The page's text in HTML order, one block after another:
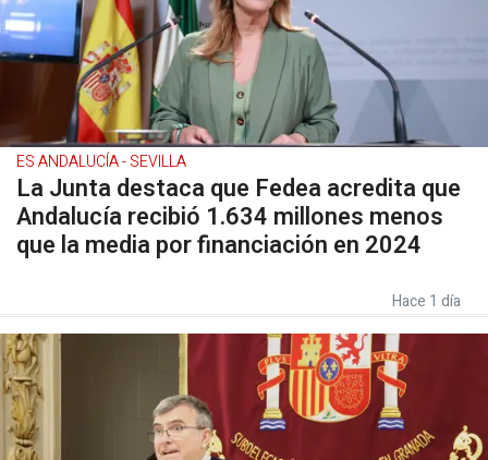
ES ANDALUCÍA - SEVILLA
La Junta destaca que Fedea acredita que
Andalucía recibió 1.634 millones menos
que la media por financiación en 2024
Hace 1 día